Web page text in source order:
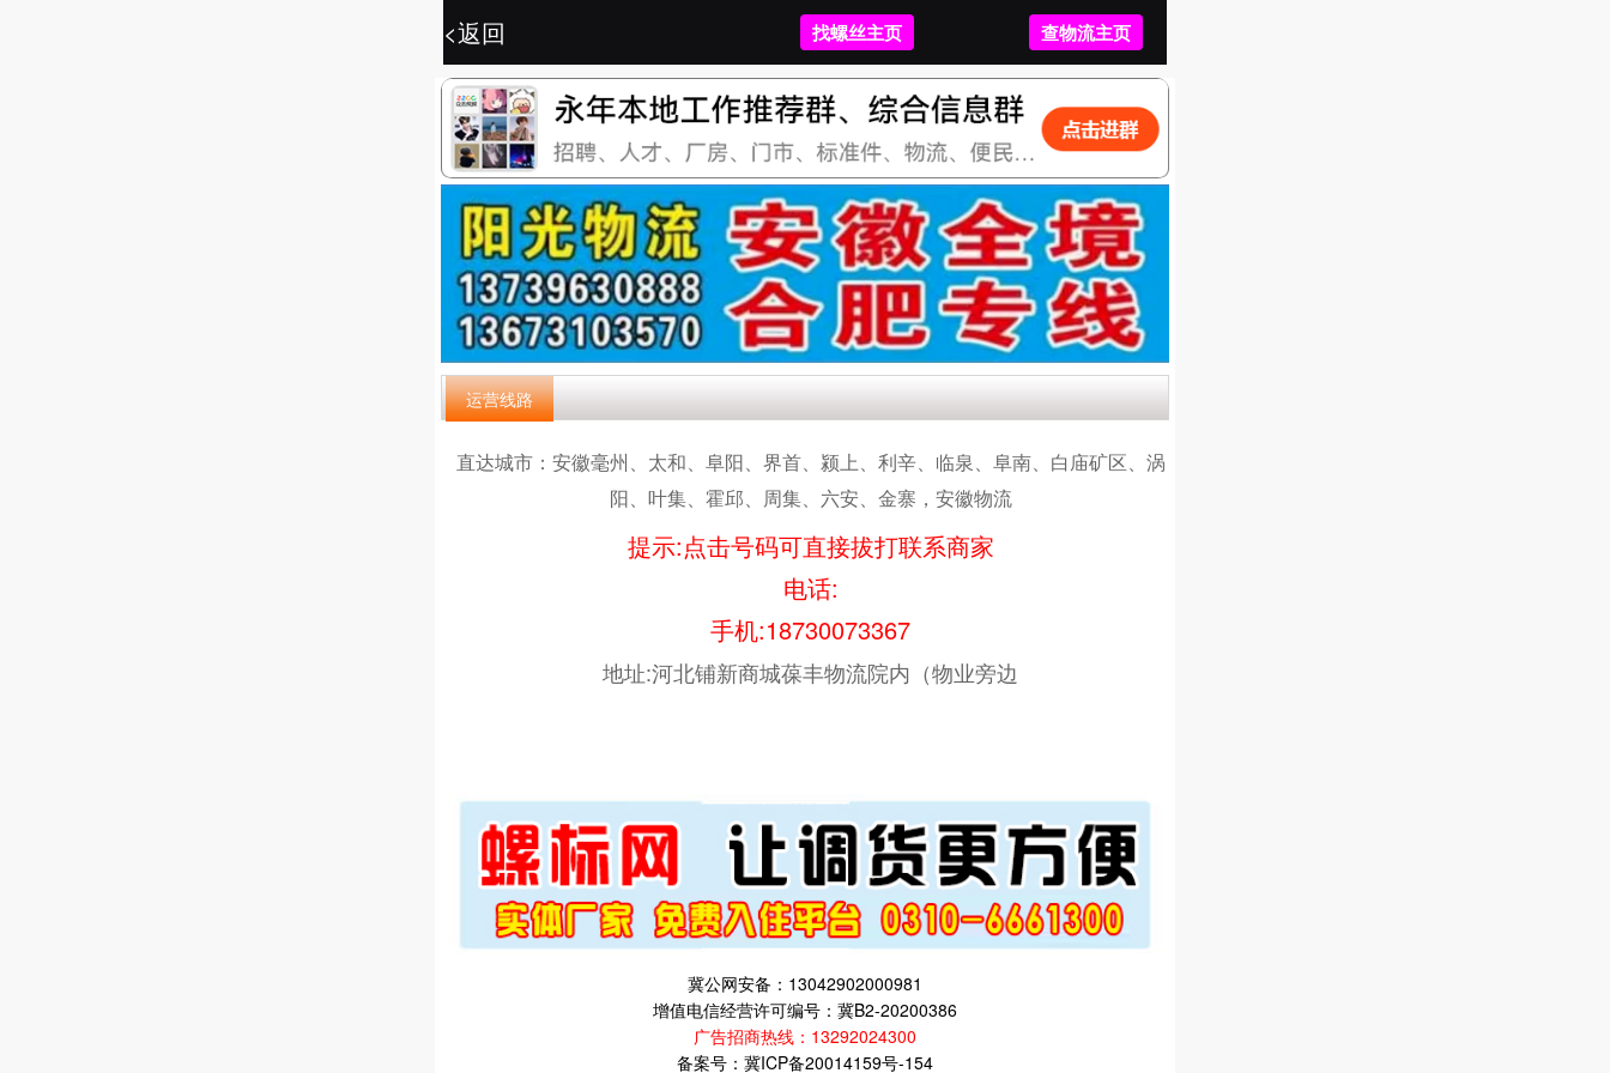
<返回 找螺丝主页 找物流主页
<返回 找螺丝主页 查物流主页
运营线路
直达城市： 安徽毫州、太和、阜阳、界首、颍上、利辛、临泉、阜南、白庙矿区、涡
阳、叶集、霍邱、周集、六安、金寨，安徽物流
提示:点击号码可直接拔打联系商家
电话:
手机:18730073367
地址:河北铺新商城葆丰物流院内（物业旁边
冀公网安备：13042902000981
增值电信经营许可编号：冀B2-20200386
广告招商热线： 13292024300
备案号： 冀ICP备20014159号-154